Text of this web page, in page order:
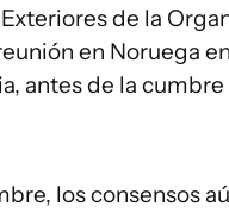
de la
en Noruega
antes de la
los consensos